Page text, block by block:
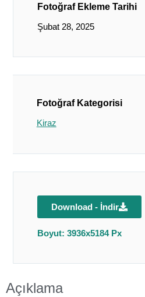
Fotoğraf Ekleme Tarihi
Şubat 28, 2025
Fotoğraf Kategorisi
Kiraz
Download - İndir
Boyut: 3936x5184 Px
Açıklama